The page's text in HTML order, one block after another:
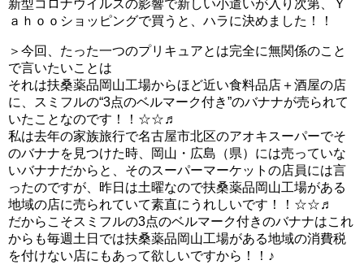
るところです(^^;
関連記事 ヒーリングっどプリキュア(ヒープリ)第7話感想ネタバレ増子一族登場！？
新型コロナウイルスの影響で新しい小遣いが入り次第、Ｙ
ａｈｏｏショッピングで買うと、ハラに決めました！！
＞今回、たった一つのプリキュアとは完全に無関係のこと
で言いたいことは
それは扶桑薬品岡山工場からほど近い食料品店＋酒屋の店
に、スミフルの“3点のベルマーク付き”のバナナが売られて
いたことなのです！！☆☆♬
私は去年の家族旅行で名古屋市北区のアオキスーパーでそ
のバナナを見つけた時、岡山・広島（県）には売っていな
いバナナだからと、そのスーパーマーケットの店員には言
ったのですが、昨日は土曜なので扶桑薬品岡山工場がある
地域の店に売られていて素直にうれしいです！！☆☆♬
だからこそスミフルの3点のベルマーク付きのバナナはこれ
からも毎週土日では扶桑薬品岡山工場がある地域の消費税
を付けない店にもあって欲しいですから！！♪